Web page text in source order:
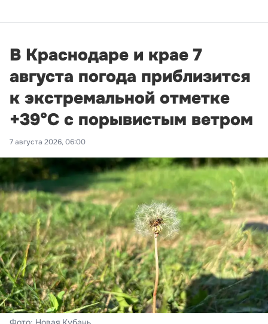
В Краснодаре и крае 7
августа погода приблизится
к экстремальной отметке
+39°С с порывистым ветром
7 августа 2026, 06:00